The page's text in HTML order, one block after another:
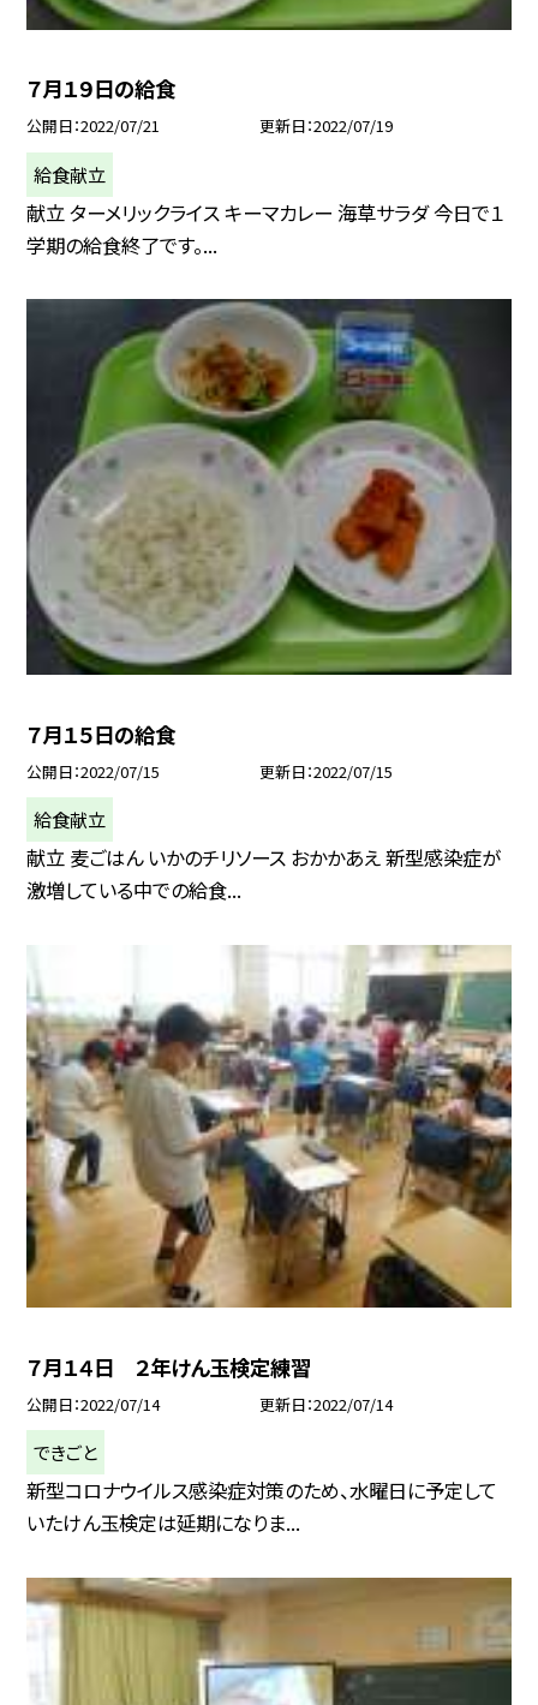
７月１９日の給食
公開日 2022/07/21 更新日 2022/07/19
給食献立
献立 ターメリックライス キーマカレー 海草サラダ 今日で１
学期の給食終了です。...
７月１５日の給食
公開日 2022/07/15 更新日 2022/07/15
給食献立
献立 麦ごはん いかのチリソース おかかあえ 新型感染症が
激増している中での給食...
７月１４日 ２年けん玉検定練習
公開日 2022/07/14 更新日 2022/07/14
できごと
新型コロナウイルス感染症対策のため、水曜日に予定して
いたけん玉検定は延期になりま...